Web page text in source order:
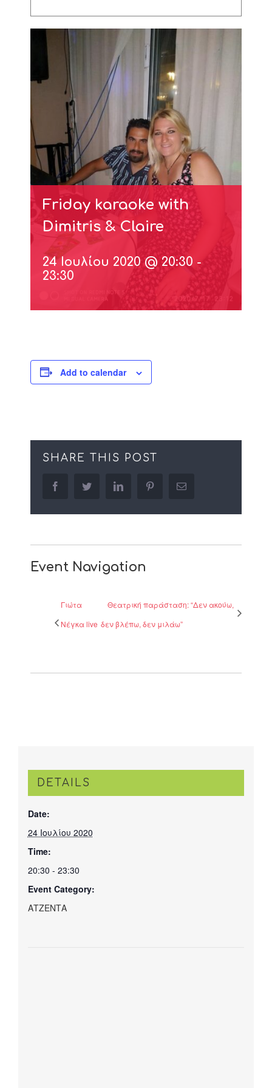
Friday karaoke with
Dimitris & Claire
24 Ιουλίου 2020 @ 20:30 -
23:30
Add to calendar
SHARE THIS POST
facebooktwitter linkedin pinterestEmail
Event Navigation
Γιώτα
Νέγκα live
Θεατρική παράσταση: “Δεν ακούω,
δεν βλέπω, δεν μιλάω”
DETAILS
Date:
24 Ιουλίου 2020
Time:
20:30 - 23:30
Event Category:
ΑΤΖΕΝΤΑ